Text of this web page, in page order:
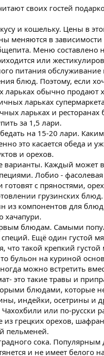
своих гостей
и кошельку. Цены в
меняются в
Меню составлено
или
питания
блюд. Поэтому, если
ларьках обычно
ларьках
ларьках и
за 1,5 лари.
на 15-20 лари.
это касается обеда и
и орехов.
варианты. Каждый
Лобио - фасолевая
с пряностями,
грузинских
из компонентов для
хачапури.
блюдам. Самыми
Ещё один густой
такой крепкий густой
бульон на куриной
можно встретить
это такие травы и
блюдами, которые
индейки, осетрины и
или по-русски
из грецких орехов,
пельменей.
сока. Популярным
и не имеет белого